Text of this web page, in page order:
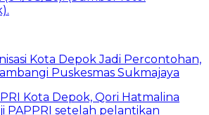
Kota Depok Jadi Percontohan,
Puskesmas Sukmajaya